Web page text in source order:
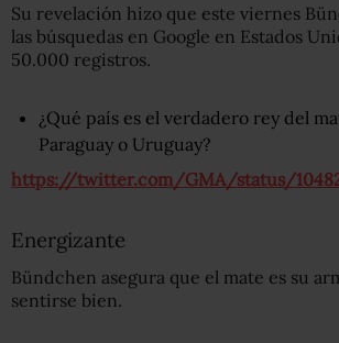
Su revelación hizo que este viernes
las búsquedas en Google en Estados
50.000 registros.
¿Qué país es el verdadero rey del
Paraguay o Uruguay?
https://twitter.com/GMA/status/
Energizante
Bündchen asegura que el mate es su
sentirse bien.